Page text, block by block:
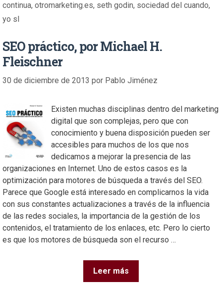
continua, otromarketing.es, seth godin, sociedad del cuando,
yo sl
SEO práctico, por Michael H.
Fleischner
30 de diciembre de 2013 por Pablo Jiménez
Existen muchas disciplinas dentro del marketing
digital que son complejas, pero que con
conocimiento y buena disposición pueden ser
accesibles para muchos de los que nos
dedicamos a mejorar la presencia de las
organizaciones en Internet. Uno de estos casos es la
optimización para motores de búsqueda a través del SEO.
Parece que Google está interesado en complicarnos la vida
con sus constantes actualizaciones a través de la influencia
de las redes sociales, la importancia de la gestión de los
contenidos, el tratamiento de los enlaces, etc. Pero lo cierto
es que los motores de búsqueda son el recurso …
Leer más